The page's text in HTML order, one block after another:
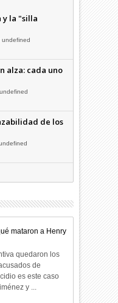
la "silla
undefined
alza: cada uno
undefined
de los
mataron a Henry
quedaron los
de
es este caso
y ...